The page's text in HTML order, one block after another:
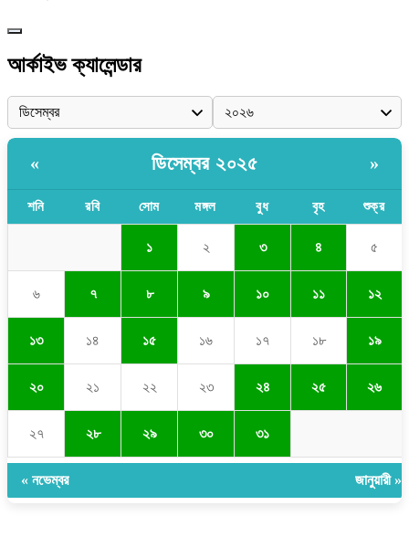
আর্কাইভ ক্যালেন্ডার
« ডিসেম্বর ২০২৫ »
শনি রবি সোম মঙ্গল বুধ বৃহ শুক্র
১ ২ ৩ ৪ ৫
৬ ৭ ৮ ৯ ১০ ১১ ১২
১৩ ১৪ ১৫ ১৬ ১৭ ১৮ ১৯
২০ ২১ ২২ ২৩ ২৪ ২৫ ২৬
২৭ ২৮ ২৯ ৩০ ৩১
« নভেম্বর জানুয়ারী »